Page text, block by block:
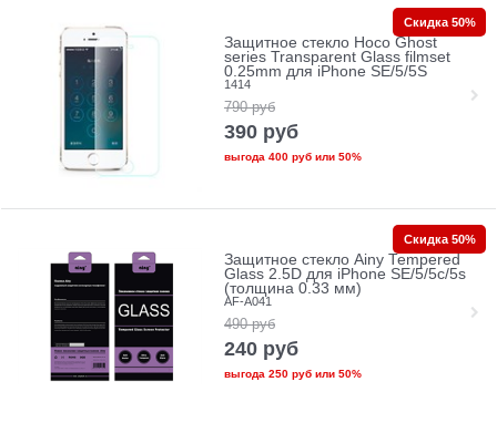
Защитное стекло Hoco Ghost
series Transparent Glass filmset
0.25mm для iPhone SE/5/5S
1414
790 руб
390 руб
выгода 400 рубили 50%
Скидка 50%
Защитное стекло Ainy Tempered
Glass 2.5D для iPhone SE/5/5c/5s
(толщина 0.33 мм)
AF-A041
490 руб
240 руб
выгода 250 рубили 50%
Скидка 50%